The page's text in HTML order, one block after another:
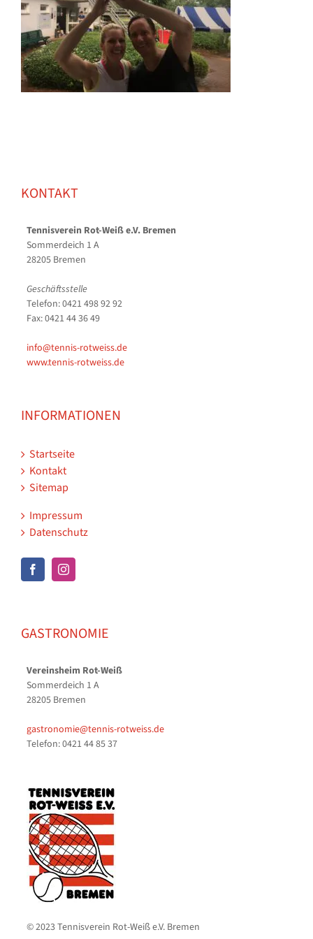
KONTAKT
Tennisverein Rot-Weiß e.V. Bremen
Sommerdeich 1 A
28205 Bremen
Geschäftsstelle
Telefon: 0421 498 92 92
Fax: 0421 44 36 49
info@tennis-rotweiss.de
www.tennis-rotweiss.de
INFORMATIONEN
Startseite
Kontakt
Sitemap
Impressum
Datenschutz
GASTRONOMIE
Vereinsheim Rot-Weiß
Sommerdeich 1 A
28205 Bremen
gastronomie@tennis-rotweiss.de
Telefon: 0421 44 85 37
© 2023 Tennisverein Rot-Weiß e.V. Bremen